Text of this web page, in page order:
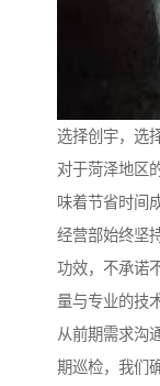
选择创宇，选
对于菏泽地区
味着节省时间
经营部始终坚
功效，不承诺
量与专业的技
从前期需求沟
期巡检，我们